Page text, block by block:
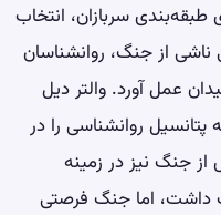
طبقه‌بندی سربازان، انتخاب
از جنگ، روانشناسان
عمل آورد. والتر دیل
روانشناسی را در
جنگ نیز در زمینه
داشت، اما جنگ فرصتی